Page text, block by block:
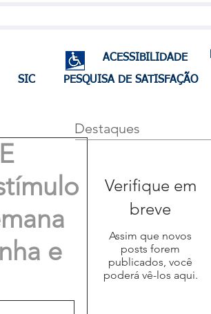
ACESSIBILIDADE
SIC PESQUISA DE SATISFAÇÃO
e
Destaques
Verifique em
breve
Assim que novos
posts forem
publicados, você
poderá vê-los aqui.